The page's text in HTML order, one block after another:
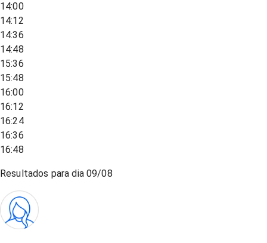
14:00
14:12
14:36
14:48
15:36
15:48
16:00
16:12
16:24
16:36
16:48
Resultados para dia09/08